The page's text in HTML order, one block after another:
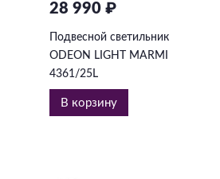
28 990 ₽
Подвесной светильник
ODEON LIGHT MARMI
4361/25L
В корзину